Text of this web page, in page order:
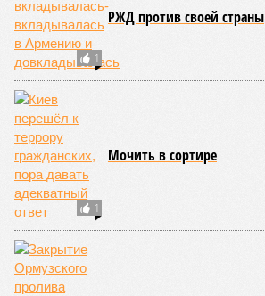
1
РЖД против своей страны
1
Мочить в сортире